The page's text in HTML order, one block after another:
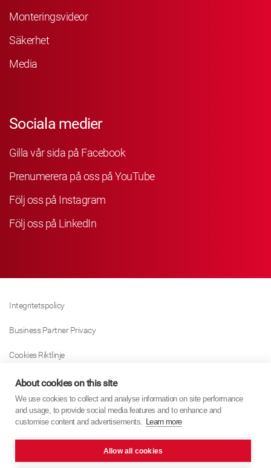
Monteringsvideor
Säkerhet
Media
Sociala medier
Gilla vår sida på Facebook
Prenumerera på oss på YouTube
Följ oss på Instagram
Följ oss på LinkedIn
Integritetspolicy
Business Partner Privacy
Cookies Riktlinje
Modern Slavery Act Policy
Tax Strategy
About cookies on this site
We use cookies to collect and analyse information on site performance
and usage, to provide social media features and to enhance and
customise content and advertisements. Learn more
Allow all cookies